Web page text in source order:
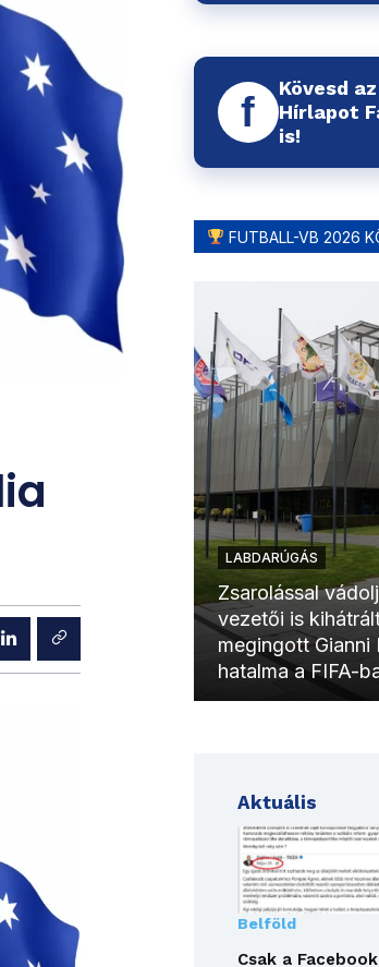
f
Kövesd
Hírlapot
is!
FUTBALL-VB 2026
LABDARÚGÁS
Zsarolással
vezetői is
megingott Gianni
hatalma a FIFA-
Aktuális
Belföld
Csak a